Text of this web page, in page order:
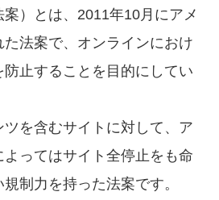
）とは、2011年10月にアメ
た法案で、オンラインにおけ
止することを目的にしてい
を含むサイトに対して、ア
ってはサイト全停止をも命
制力を持った法案です。